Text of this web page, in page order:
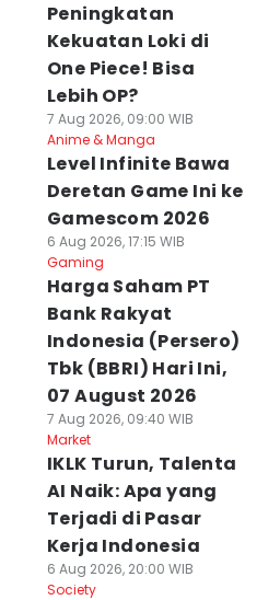
Peningkatan
Kekuatan Loki di
One Piece! Bisa
Lebih OP?
7 Aug 2026, 09:00 WIB
Anime & Manga
Level Infinite Bawa
Deretan Game Ini ke
Gamescom 2026
6 Aug 2026, 17:15 WIB
Gaming
Harga Saham PT
Bank Rakyat
Indonesia (Persero)
Tbk (BBRI) Hari Ini,
07 August 2026
7 Aug 2026, 09:40 WIB
Market
IKLK Turun, Talenta
AI Naik: Apa yang
Terjadi di Pasar
Kerja Indonesia
6 Aug 2026, 20:00 WIB
Society